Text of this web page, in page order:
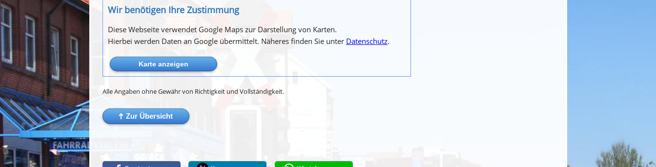
Wir benötigen Ihre Zustimmung
Diese Webseite verwendet Google Maps zur Darstellung von Karten.
Hierbei werden Daten an Google übermittelt. Näheres finden Sie unter Datenschutz.
Alle Angaben ohne Gewähr von Richtigkeit und Vollständigkeit.